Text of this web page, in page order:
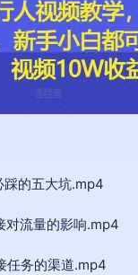
踩的五大坑.mp4
对流量的影响.mp4
任务的渠道.mp4